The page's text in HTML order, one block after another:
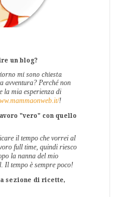
un blog?
mi sono chiesta
avventura? Perché non
la mia esperienza di
!
"vero" con quello
il tempo che vorrei al
full time, quindi riesco
la nanna del mio
Il tempo è sempre poco!
sezione di ricette,